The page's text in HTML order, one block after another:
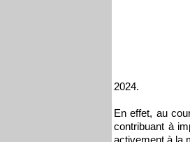
2024.
En effet, au
contribuant à
activement à la